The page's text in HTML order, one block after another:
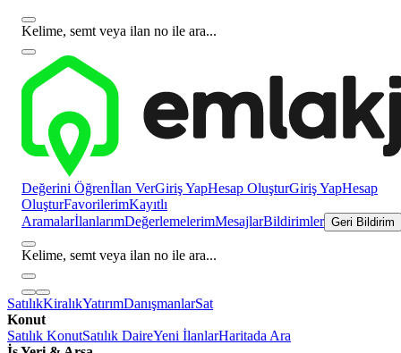
Kelime, semt veya ilan no ile ara...
Değerini Öğrenİlan VerGiriş YapHesap OluşturGiriş YapHesap
OluşturFavorilerimKayıtlı
AramalarİlanlarımDeğerlemelerimMesajlarBildirimler Geri Bildirim
Kelime, semt veya ilan no ile ara...
SatılıkKiralıkYatırımDanışmanlarSat
Konut
Satılık KonutSatılık DaireYeni İlanlarHaritada Ara